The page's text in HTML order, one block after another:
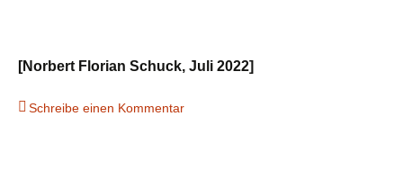
[Norbert Florian Schuck, Juli 2022]
Schreibe einen Kommentar